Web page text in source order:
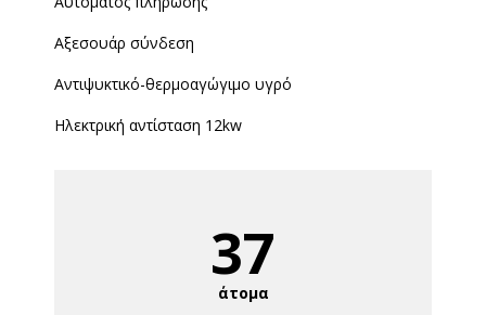
Αξεσουάρ σύνδεση
Αντιψυκτικό-θερμοαγώγιμο υγρό
Ηλεκτρική αντίσταση 12kw
37
άτομα